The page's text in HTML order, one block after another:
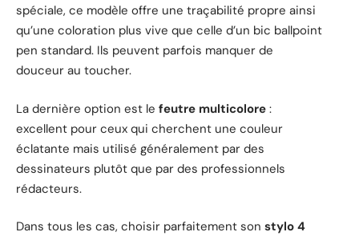
spéciale, ce modèle offre une traçabilité propre ainsi
qu’une coloration plus vive que celle d’un bic ballpoint
pen standard. Ils peuvent parfois manquer de
douceur au toucher.
La dernière option est le feutre multicolore :
excellent pour ceux qui cherchent une couleur
éclatante mais utilisé généralement par des
dessinateurs plutôt que par des professionnels
rédacteurs.
Dans tous les cas, choisir parfaitement son stylo 4